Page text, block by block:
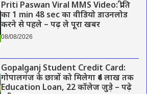
Priti Paswan Viral MMS Video: प्रीति
का 1 min 48 sec का वीडियो डाउनलोड
करने से पहले – पढ़ ले पूरा खबर
08/08/2026
Gopalganj Student Credit Card:
गोपालगंज के छात्रों को मिलेगा ₹4 लाख तक
Education Loan, 22 कॉलेज जुड़े – पढ़े